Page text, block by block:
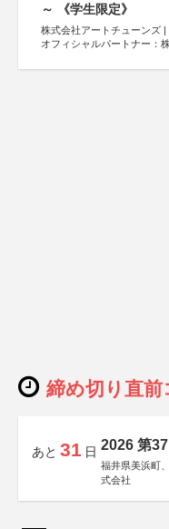
～ 《学生限定》
株式会社アートチューンズ |
オフィシャルパートナー：
締め切り直前
あと 31 日 2026 第
福井県美浜町
式会社